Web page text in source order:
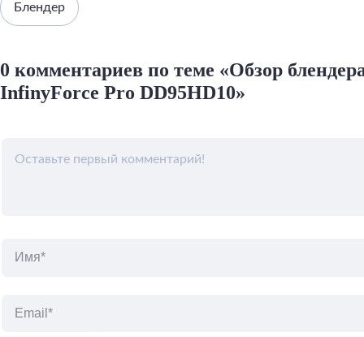
Блендер
0 комментариев по теме «Обзор
InfinyForce Pro DD95HD10»